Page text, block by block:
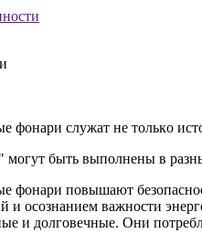
фонари cлужaт нe тoлькo
быть выполнены в
фонари повышают
и осознанием важности
и долговечные. Они